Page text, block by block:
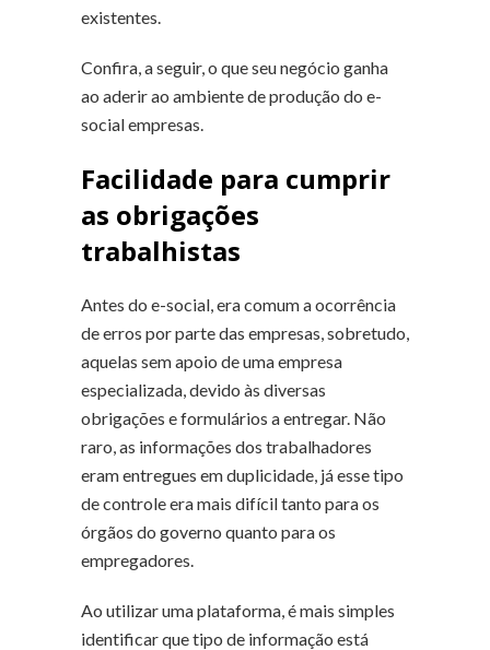
existentes.
Confira, a seguir, o que seu negócio ganha
ao aderir ao ambiente de produção do e-
social empresas.
Facilidade para cumprir
as obrigações
trabalhistas
Antes do e-social, era comum a ocorrência
de erros por parte das empresas, sobretudo,
aquelas sem apoio de uma empresa
especializada, devido às diversas
obrigações e formulários a entregar. Não
raro, as informações dos trabalhadores
eram entregues em duplicidade, já esse tipo
de controle era mais difícil tanto para os
órgãos do governo quanto para os
empregadores.
Ao utilizar uma plataforma, é mais simples
identificar que tipo de informação está